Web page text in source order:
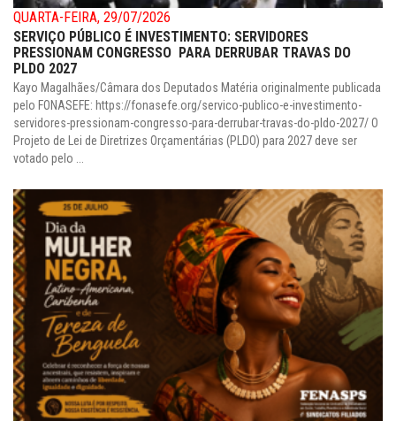
QUARTA-FEIRA, 29/07/2026
SERVIÇO PÚBLICO É INVESTIMENTO: SERVIDORES
PRESSIONAM CONGRESSO PARA DERRUBAR TRAVAS DO
PLDO 2027
Kayo Magalhães/Câmara dos Deputados Matéria originalmente publicada
pelo FONASEFE: https://fonasefe.org/servico-publico-e-investimento-
servidores-pressionam-congresso-para-derrubar-travas-do-pldo-2027/ O
Projeto de Lei de Diretrizes Orçamentárias (PLDO) para 2027 deve ser
votado pelo ...